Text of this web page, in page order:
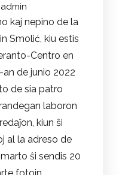
admin
kaj nepino de la
Smolić, kiu estis
Centro en
an de junio 2022
de sia patro
laboron
kiun ŝi
al la adreso de
ŝi sendis 20